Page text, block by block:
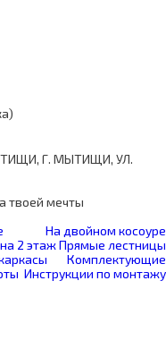
Г. МЫТИЩИ, УЛ.
твоей мечты
На двойном косоуре
2 этаж Прямые лестницы
Комплектующие
Инструкции по монтажу